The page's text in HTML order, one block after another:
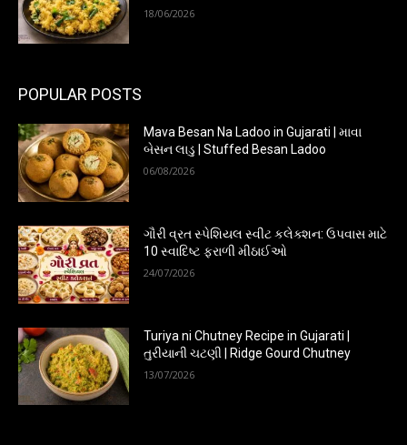
18/06/2026
POPULAR POSTS
Mava Besan Na Ladoo in Gujarati | માવા
બેસન લાડુ | Stuffed Besan Ladoo
06/08/2026
ગૌરી વ્રત સ્પેશિયલ સ્વીટ કલેક્શન: ઉપવાસ માટે
10 સ્વાદિષ્ટ ફરાળી મીઠાઈઓ
24/07/2026
Turiya ni Chutney Recipe in Gujarati |
તુરીયાની ચટણી | Ridge Gourd Chutney
13/07/2026